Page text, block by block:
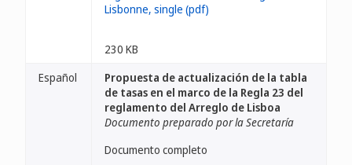
230 KB
Español
Propuesta de actualización de la tabla
de tasas en el marco de la Regla 23 del
reglamento del Arreglo de Lisboa
Documento preparado por la Secretaría
Documento completo